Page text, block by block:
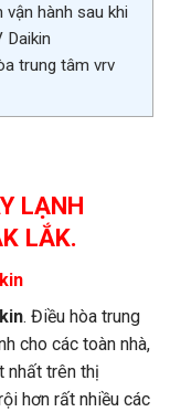
vận hành sau khi
Daikin
trung tâm vrv
LẠNH
LẮK.
. Điều hòa trung
cho các toàn nhà,
nhất trên thị
hơn rất nhiều các